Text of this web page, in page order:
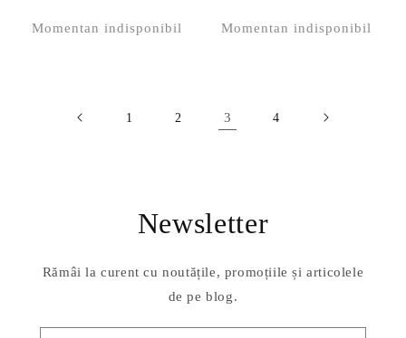
Momentan indisponibil Momentan indisponibil
1 2 3 4
Newsletter
Rămâi la curent cu noutățile, promoțiile și articolele
de pe blog.